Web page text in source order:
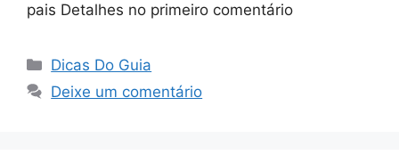
pais Detalhes no primeiro comentário
Categorias
Dicas Do Guia
Deixe um comentário